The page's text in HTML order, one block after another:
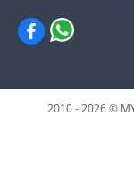
2010 - 2026 ©